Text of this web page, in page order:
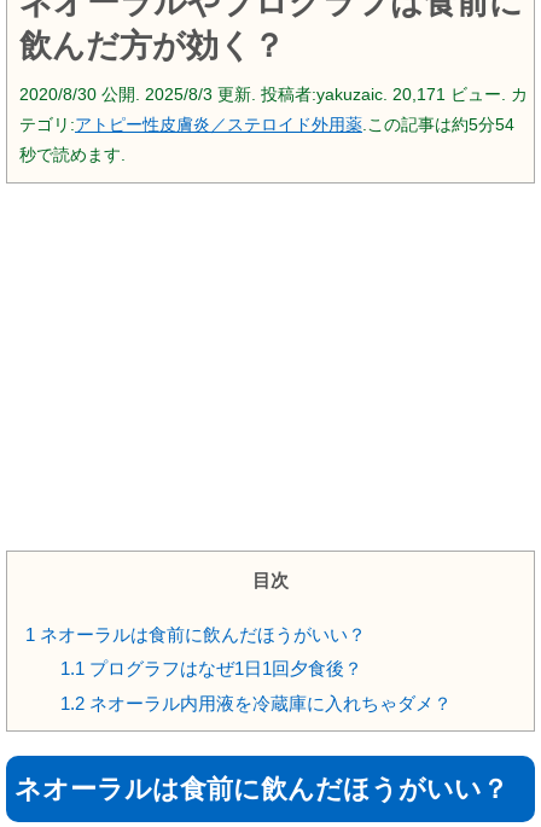
飲んだ方が効く？
2020/8/30 公開. 2025/8/3 更新. 投稿者:yakuzaic. 20,171 ビュー. カ
テゴリ:アトピー性皮膚炎／ステロイド外用薬 .この記事は約5分54
秒で読めます.
目次
1 ネオーラルは食前に飲んだほうがいい？
1.1 プログラフはなぜ1日1回夕食後？
1.2ネオーラル内用液を冷蔵庫に入れちゃダメ？
ネオーラルは食前に飲んだほうがいい？